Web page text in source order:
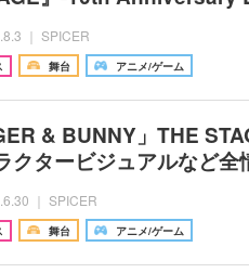
｜ SPICER
舞台 アニメ/ゲーム
& BUNNY」THE
クタービジュアルなど全
｜ SPICER
舞台 アニメ/ゲーム